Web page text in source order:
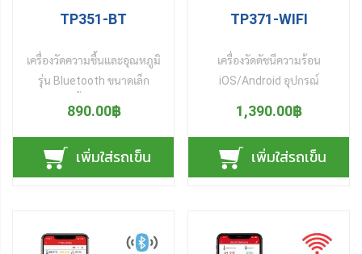
TP351-BT
เครื่องวัดความชื้นและอุณหภูมิ
รุ่น Bluetooth ขนาดเล็ก
สะดวก เหมาะสำหรับนำไปใช้
วัดความชื้นและอุณหภูมิ ใน
ห้องต่าง ๆ อาทิ ห้องนอน ห้อง
รับแขก ห้องน้ำ ห้องเก็บไวน์
โกดังสินค้า คลังยาและ
890.00฿
เพิ่มใส่รถเข็น
TP371-WIFI
เครื่องวัดดัชนีความร้อน
iOS/Android อุปกรณ์
ควบคุม อุณหภูมิความชื้น
สถานที่ต่าง ๆ ผ่าน
แอปพลิเคชัน บนมือถือสมาร์ท
โฟน ได้ทุกที่ทั่วโลก บนระบบ
เมื่อสภาพอากาศแปรปรวน
1,390.00฿
เพิ่มใส่รถเข็น